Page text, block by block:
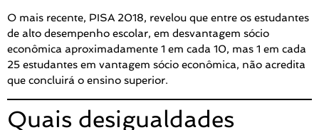
O mais recente, PISA 2018, revelou que entre os estudantes
de alto desempenho escolar, em desvantagem sócio
econômica aproximadamente 1 em cada 10, mas 1 em cada
25 estudantes em vantagem sócio econômica, não acredita
que concluirá o ensino superior.
Quais desigualdades